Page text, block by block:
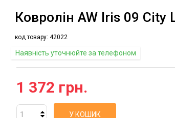
Ковролін AW Iris 09 City
код товару: 42022
Наявність уточнюйте за телефоном
1 372 грн.
У КОШИК